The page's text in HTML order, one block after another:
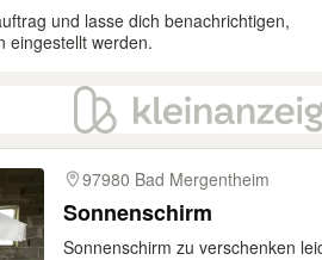
und lasse dich benachrichtigen,
eingestellt werden.
97980 Bad Mergentheim
Sonnenschirm
Sonnenschirm zu verschenken